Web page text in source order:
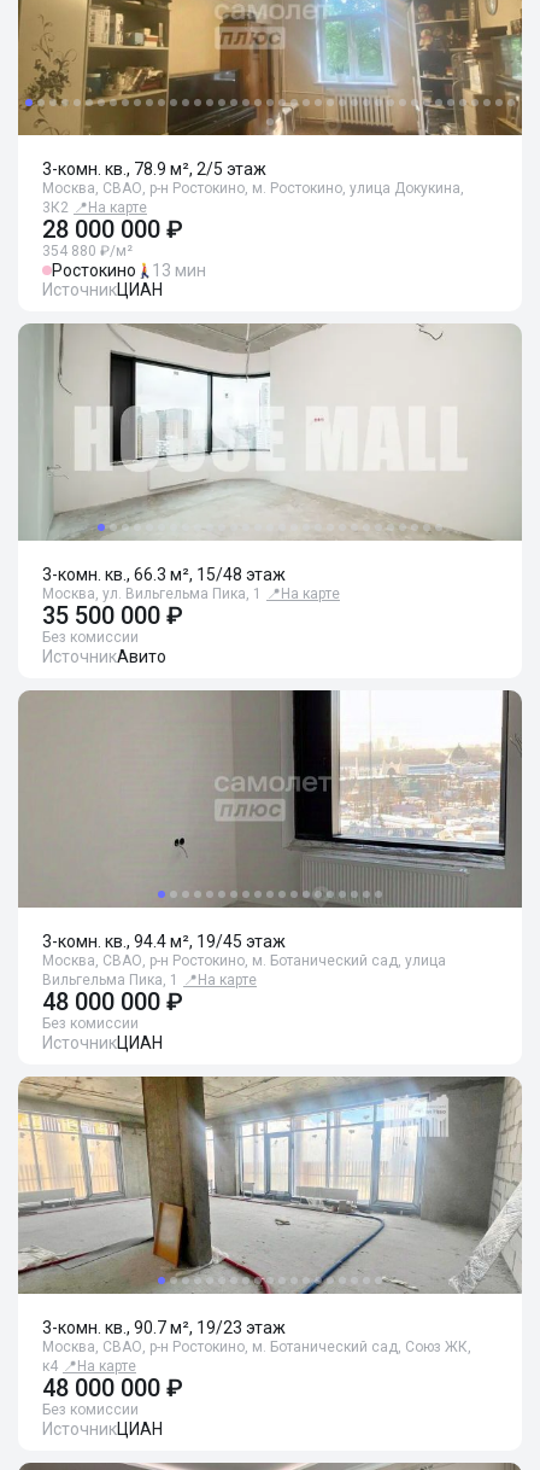
3-комн. кв., 78.9 м², 2/5 этаж
Москва, СВАО, р-н Ростокино, м. Ростокино, улица Докукина,
3К2 📍 На карте
28 000 000 ₽
354 880 ₽/м²
Ростокино
13 мин
ИсточникЦИАН
3-комн. кв., 66.3 м², 15/48 этаж
Москва, ул. Вильгельма Пика, 1 📍 На карте
35 500 000 ₽
Без комиссии
ИсточникАвито
3-комн. кв., 94.4 м², 19/45 этаж
Москва, СВАО, р-н Ростокино, м. Ботанический сад, улица
Вильгельма Пика, 1
📍 На карте
48 000 000 ₽
Без комиссии
ИсточникЦИАН
3-комн. кв., 90.7 м², 19/23 этаж
Москва, СВАО, р-н Ростокино, м. Ботанический сад, Союз ЖК,
к4 📍 На карте
48 000 000 ₽
Без комиссии
ИсточникЦИАН